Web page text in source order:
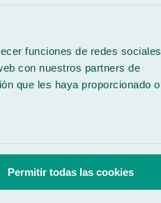
funciones de redes sociales
con nuestros partners de
que les haya proporcionado o
Permitir todas las cookies